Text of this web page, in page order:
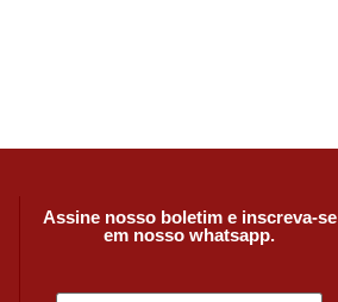
Assine nosso boletim e inscreva-se
em nosso whatsapp.